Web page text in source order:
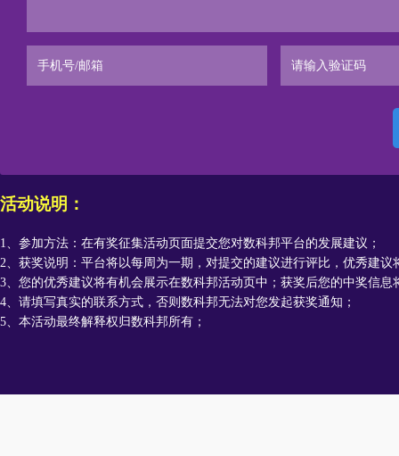
活动说明：
1、参加方法：在有奖征集活动页面提交您对数科邦平台的发展建议；
2、获奖说明：平台将以每周为一期，对提交的建议进行评比，优秀建议
3、您的优秀建议将有机会展示在数科邦活动页中；获奖后您的中奖信息
4、请填写真实的联系方式，否则数科邦无法对您发起获奖通知；
5、本活动最终解释权归数科邦所有；